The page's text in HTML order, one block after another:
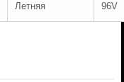
Летняя 96V